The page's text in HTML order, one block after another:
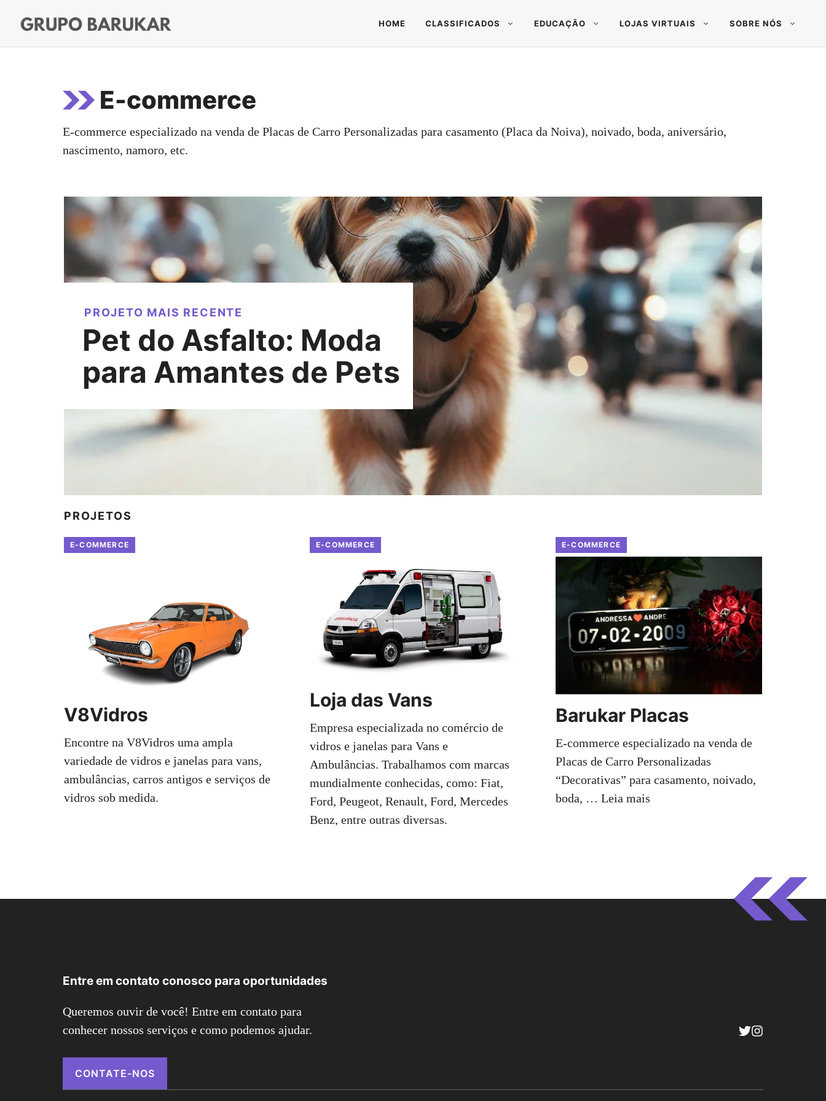
para
o
HOME CLASSIFICADOS EDUCAÇÃO LOJAS VIRTUAIS SOBRE NÓS
E-commerce
E-commerce especializado na venda de Placas de Carro Personalizadas para casamento (Placa da Noiva), noivado, boda, aniversário,
nascimento, namoro, etc.
PROJETO MAIS RECENTE
Pet do Asfalto: Moda
para Amantes de Pets
PROJETOS
E-COMMERCE
V8Vidros
Encontre na V8Vidros uma ampla
variedade de vidros e janelas para vans,
ambulâncias, carros antigos e serviços de
vidros sob medida.
E-COMMERCE
Loja das Vans
Empresa especializada no comércio de
vidros e janelas para Vans e
Ambulâncias. Trabalhamos com marcas
mundialmente conhecidas, como: Fiat,
Ford, Peugeot, Renault, Ford, Mercedes
Benz, entre outras diversas.
E-COMMERCE
Barukar Placas
E-commerce especializado na venda de
Placas de Carro Personalizadas
“Decorativas” para casamento, noivado,
boda, … Leia mais
Entre em contato conosco para oportunidades
Queremos ouvir de você! Entre em contato para
conhecer nossos serviços e como podemos ajudar.
CONTATE-NOS